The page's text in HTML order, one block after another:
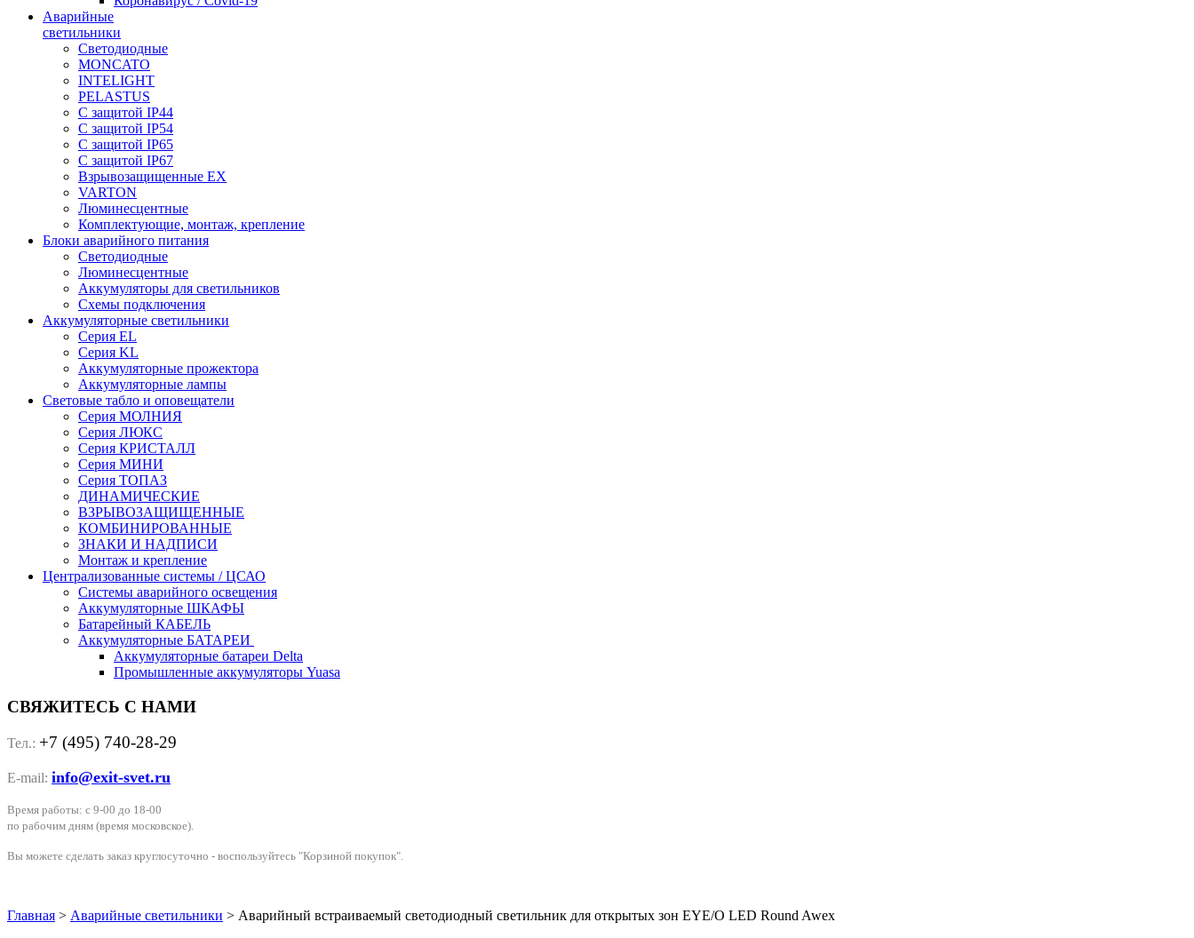
Аварийные
светильники
Светодиодные
MONCATO
INTELIGHT
PELASTUS
С защитой IP44
С защитой IP54
С защитой IP65
С защитой IP67
Взрывозащищенные EX
VARTON
Люминесцентные
Комплектующие, монтаж, крепление
Блоки аварийного питания
Светодиодные
Люминесцентные
Аккумуляторы для светильников
Схемы подключения
Аккумуляторные светильники
Серия EL
Серия KL
Аккумуляторные прожектора
Аккумуляторные лампы
Световые табло и оповещатели
Серия МОЛНИЯ
Серия ЛЮКС
Серия КРИСТАЛЛ
Серия МИНИ
Серия ТОПАЗ
ДИНАМИЧЕСКИЕ
ВЗРЫВОЗАЩИЩЕННЫЕ
КОМБИНИРОВАННЫЕ
ЗНАКИ И НАДПИСИ
Монтаж и крепление
Централизованные системы / ЦСАО
Системы аварийного освещения
Аккумуляторные ШКАФЫ
Батарейный КАБЕЛЬ
Аккумуляторные БАТАРЕИ
Аккумуляторные батареи Delta
Промышленные аккумуляторы Yuasa
СВЯЖИТЕСЬ С НАМИ
Тел.: +7 (495) 740-28-29
E-mail: info@exit-svet.ru
Время работы: с 9-00 до 18-00
по рабочим дням (время московское).
Вы можете сделать заказ круглосуточно - воспользуйтесь "Корзиной покупок".
Главная > Аварийные светильники > Аварийный встраиваемый светодиодный светильник для открытых зон EYE/O LED Round Awex